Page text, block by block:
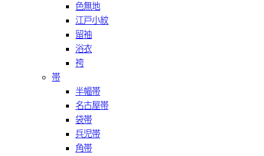
色無地
江戸小紋
留袖
浴衣
袴
帯
半幅帯
名古屋帯
袋帯
兵児帯
角帯